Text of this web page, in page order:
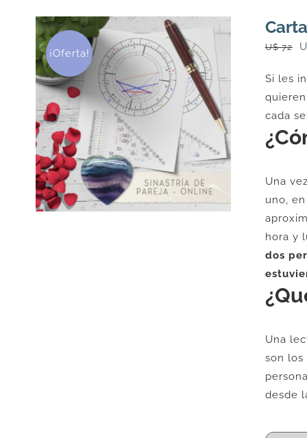
¡Oferta!
U$72
Si les
cada
Una
uno,
hora y
dos
Una
son los
desde